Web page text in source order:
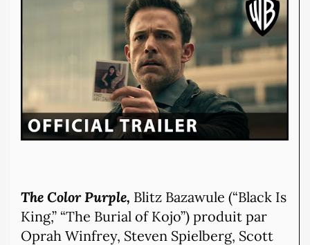
The Color Purple, Blitz Bazawule (“Black Is
King,” “The Burial of Kojo”) produit par
Oprah Winfrey, Steven Spielberg, Scott